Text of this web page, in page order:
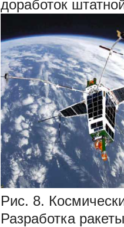
доработок
Рис. 8.
Разработка